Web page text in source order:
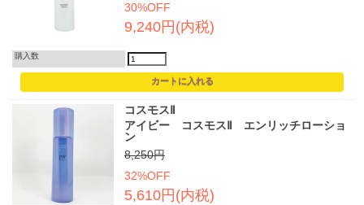
30%OFF
9,240円(内税)
購入数
コスモスⅡ
アイビー コスモスⅡ エンリッチローショ
ン
8,250円
32%OFF
5,610円(内税)